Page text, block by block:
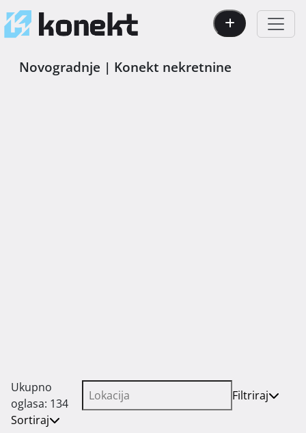
Novogradnje | Konekt nekretnine
Ukupno
oglasa: 134
Filtriraj
Sortiraj